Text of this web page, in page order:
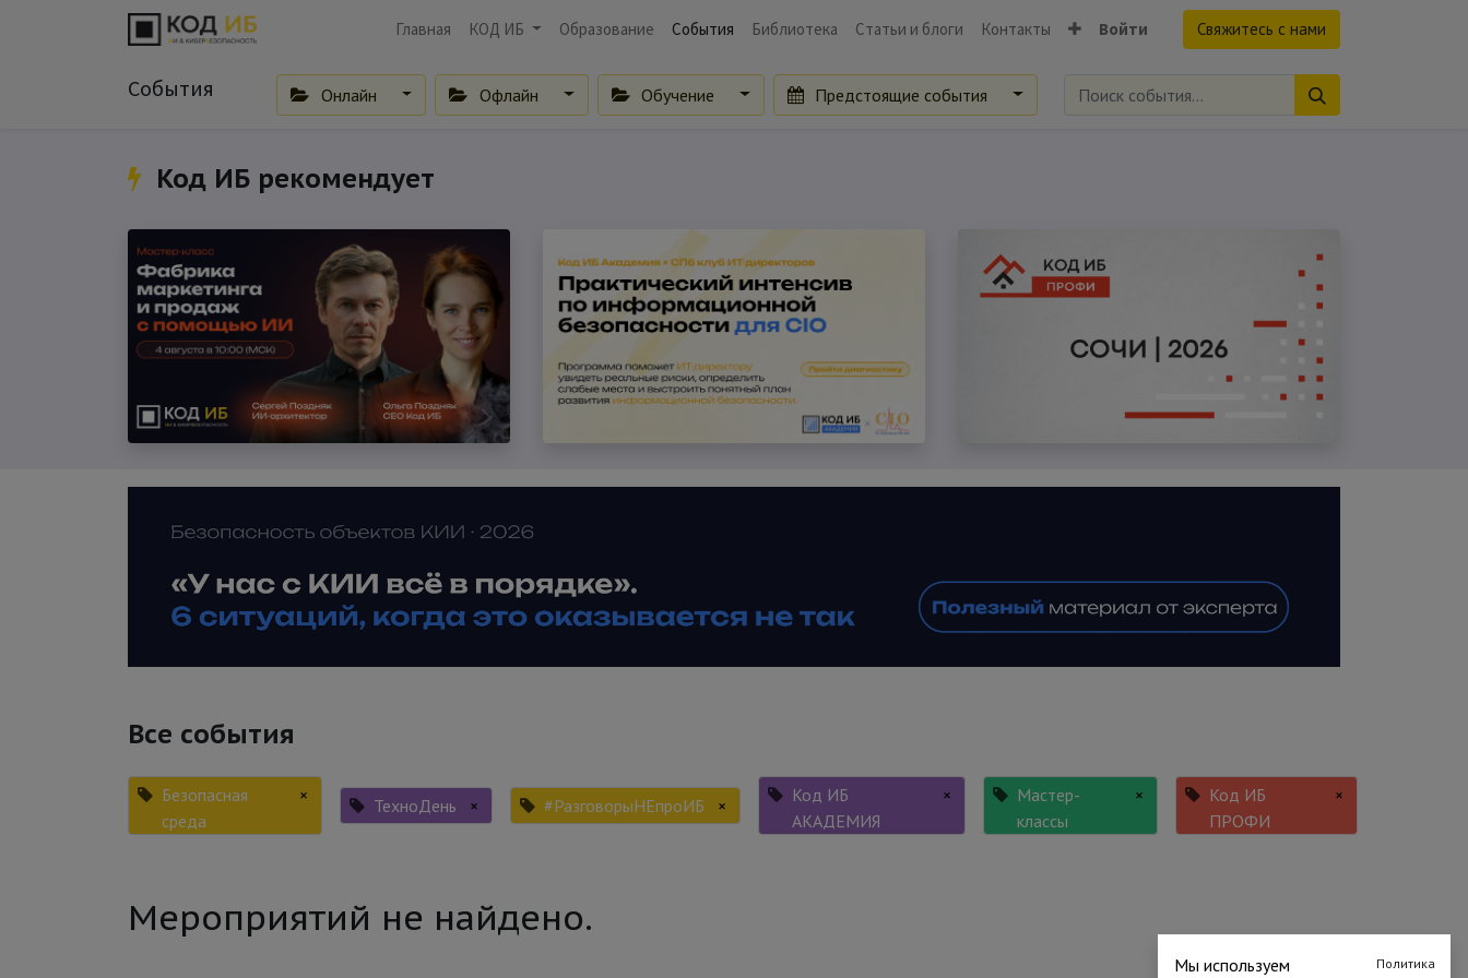
Главная КОД ИБ Образование События Библиотека Статьи и блоги Контакты Войти Свяжитесь с нами
События Онлайн Офлайн Обучение Предстоящие события
Код ИБ рекомендует
Все события
Безопасная
среда
× ТехноДень × #РазговорыНЕпроИБ ×
Код ИБ
АКАДЕМИЯ
×
Мастер-
классы
×
Код ИБ
ПРОФИ
×
Мероприятий не найдено.
Мы используем
Политика